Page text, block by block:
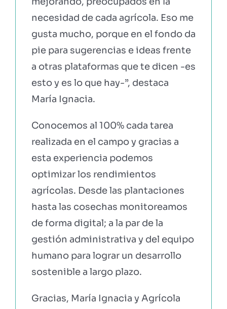
necesidad de cada agrícola. Eso me
gusta mucho, porque en el fondo da
pie para sugerencias e ideas frente
a otras plataformas que te dicen -es
esto y es lo que hay-”, destaca
María Ignacia.
Conocemos al 100% cada tarea
realizada en el campo y gracias a
esta experiencia podemos
optimizar los rendimientos
agrícolas. Desde las plantaciones
hasta las cosechas monitoreamos
de forma digital; a la par de la
gestión administrativa y del equipo
humano para lograr un desarrollo
sostenible a largo plazo.
Gracias, María Ignacia y Agrícola